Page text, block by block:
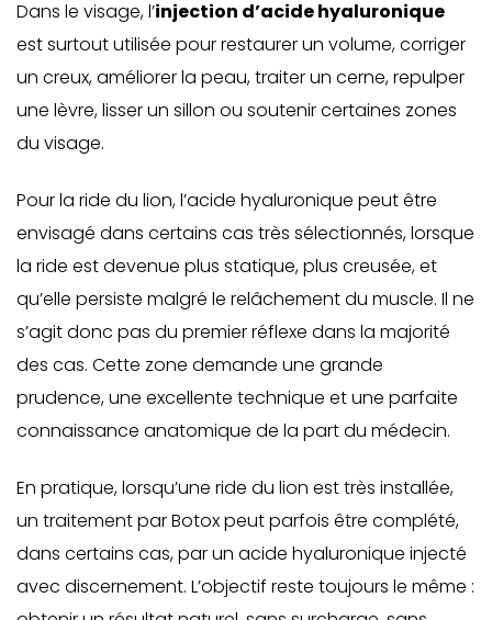
Dans le visage, l’injection d’acide hyaluronique
est surtout utilisée pour restaurer un volume, corriger
un creux, améliorer la peau, traiter un cerne, repulper
une lèvre, lisser un sillon ou soutenir certaines zones
du visage.
Pour la ride du lion, l’acide hyaluronique peut être
envisagé dans certains cas très sélectionnés, lorsque
la ride est devenue plus statique, plus creusée, et
qu’elle persiste malgré le relâchement du muscle. Il ne
s’agit donc pas du premier réflexe dans la majorité
des cas. Cette zone demande une grande
prudence, une excellente technique et une parfaite
connaissance anatomique de la part du médecin.
En pratique, lorsqu’une ride du lion est très installée,
un traitement par Botox peut parfois être complété,
dans certains cas, par un acide hyaluronique injecté
avec discernement. L’objectif reste toujours le même :